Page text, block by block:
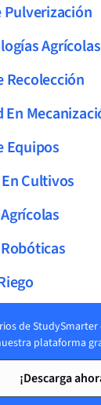
Tarjetas de estudio
Tarjetas de estudio
Pulverización
Agrícolas
Recolección
Equipos
Cultivos
de
plataforma
¡Descarga